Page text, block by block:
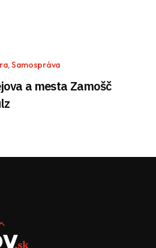
,Samospráva
a mesta Zamošč